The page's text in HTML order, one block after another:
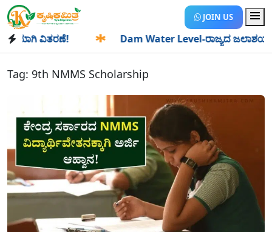
JOIN US
ವಿತರಣೆ! Dam Water Level-ರಾಜ್ಯದ ಜಲಾಶಯಗಳಿಗೆ
Tag: 9th NMMS Scholarship